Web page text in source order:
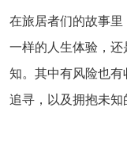
在旅居者们的故事
一样的人生体验，
知。其中有风险也
追寻，以及拥抱未